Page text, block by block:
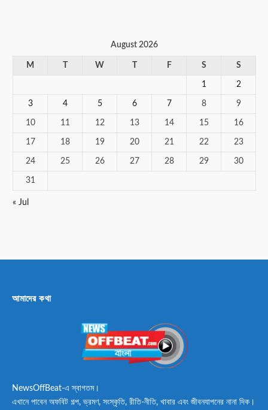
August 2026
M W F S S
1 2
3 4 5 6 7 8 9
10 11 12 13 14 15 16
17 18 19 20 21 22 23
24 25 26 27 28 29 30
31
« Jul
আমাদের কথা
NewsOffBeat-এ স্বাগতম।
এখানে পাবেন অফবিট গল্প, ভ্রমণ, সংস্কৃতি, রীতি-নীতি, খাবার এবং জীবনযাপনের নানা দিক।